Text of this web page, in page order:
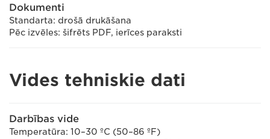
Dokumenti
Standarta: drošā drukāšana
Pēc izvēles: šifrēts PDF, ierīces paraksti
Vides tehniskie dati
Darbības vide
Temperatūra: 10–30 ºC (50–86 ºF)